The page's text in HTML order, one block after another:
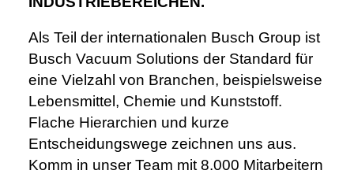
Als Teil der internationalen Busch Group ist
Busch Vacuum Solutions der Standard für
eine Vielzahl von Branchen, beispielsweise
Lebensmittel, Chemie und Kunststoff.
Flache Hierarchien und kurze
Entscheidungswege zeichnen uns aus.
Komm in unser Team mit 8.000 Mitarbeitern